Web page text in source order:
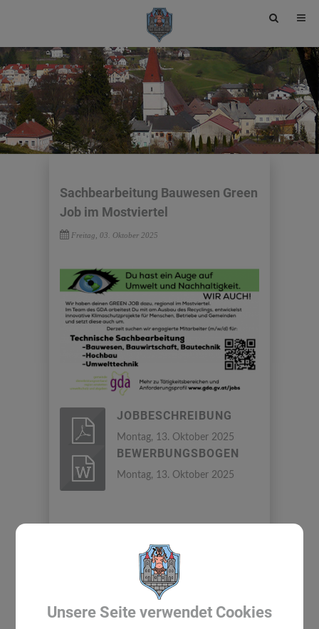
Site
toggle
Sachbearbeitung Bauwesen Green
Job im Mostviertel
Freitag, 03. Oktober 2025
JOBBESCHREIBUNG
Montag, 13. Oktober 2025
BEWERBUNGSBOGEN
Montag, 13. Oktober 2025
Unsere Seite verwendet Cookies